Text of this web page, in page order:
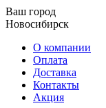
Ваш город
Новосибирск
О компании
Оплата
Доставка
Контакты
Акция